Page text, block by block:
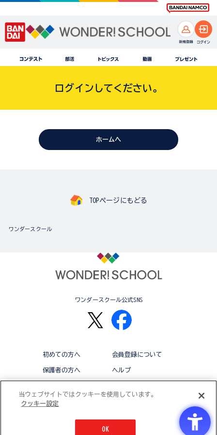
ログインしてください。
ホームへ
TOPページにもどる
ワンダースクール
ワンダースクール公式SNS
初めての方へ 会員登録について
保護者の方へ ヘルプ
© BANDAI CO.,LTD 2015 ALL RIGHTS RESERVED
当ウェブサイトではクッキーを使用しています。
クッキー設定
OK